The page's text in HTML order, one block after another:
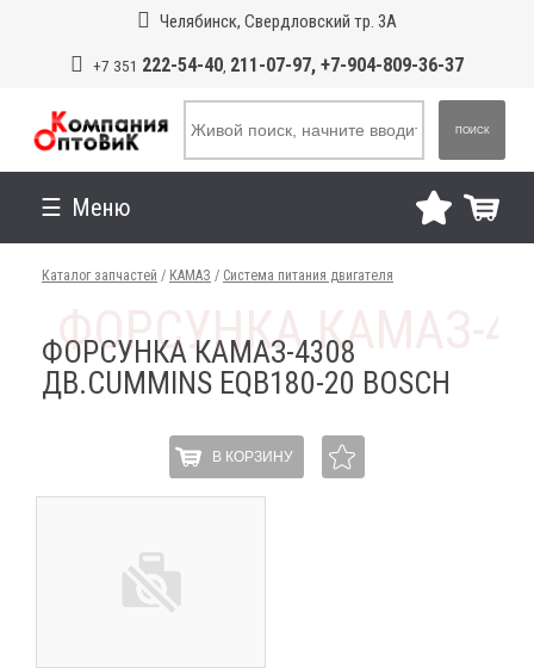
Челябинск, Свердловский тр. 3А
+7 351 222-54-40, 211-07-97, +7-904-809-36-37
ПОИСК
Меню
Каталог запчастей / КАМАЗ / Система питания двигателя
ФОРСУНКА КАМАЗ-4308
ДВ.CUMMINS EQB180-20 BOSCH
В КОРЗИНУ